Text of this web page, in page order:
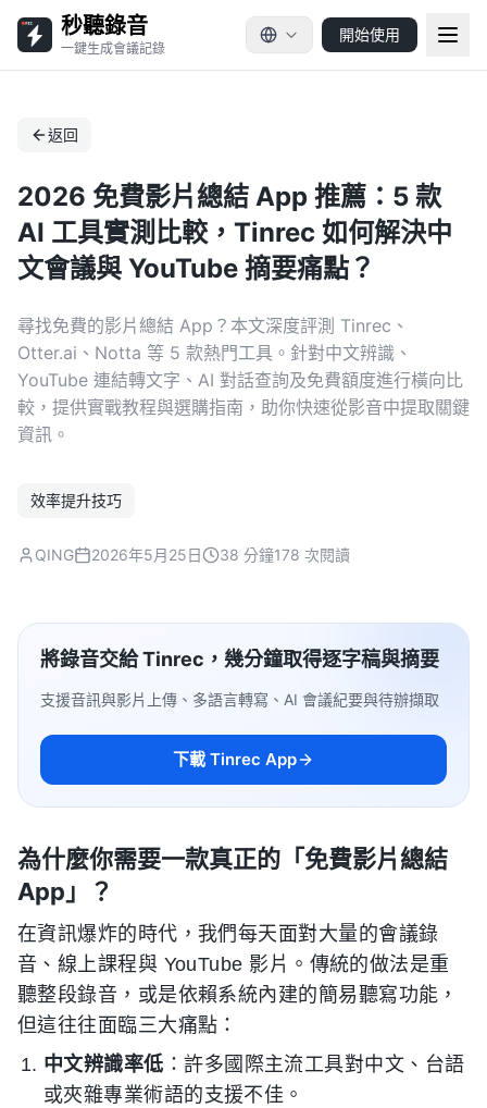
秒聽錄音
一鍵生成會議記錄
開始使用
返回
2026 免費影片總結 App 推薦：5 款
AI 工具實測比較，Tinrec 如何解決中
文會議與 YouTube 摘要痛點？
尋找免費的影片總結 App？本文深度評測 Tinrec、
Otter.ai、Notta 等 5 款熱門工具。針對中文辨識、
YouTube 連結轉文字、AI 對話查詢及免費額度進行橫向比
較，提供實戰教程與選購指南，助你快速從影音中提取關鍵
資訊。
效率提升技巧
QING 2026年5月25日 38 分鐘178 次閱讀
將錄音交給 Tinrec，幾分鐘取得逐字稿與摘要
支援音訊與影片上傳、多語言轉寫、AI 會議紀要與待辦擷取
下載 Tinrec App
為什麼你需要一款真正的「免費影片總結
App」？
在資訊爆炸的時代，我們每天面對大量的會議錄
音、線上課程與 YouTube 影片。傳統的做法是重
聽整段錄音，或是依賴系統內建的簡易聽寫功能，
但這往往面臨三大痛點：
中文辨識率低 ：許多國際主流工具對中文、台語
或夾雜專業術語的支援不佳。